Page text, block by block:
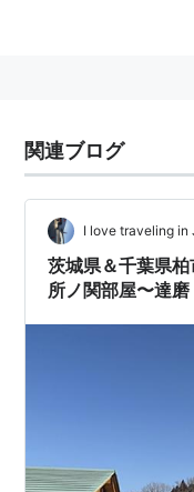
関連ブログ
I love traveling in
茨城県＆千葉県
所ノ関部屋〜達磨